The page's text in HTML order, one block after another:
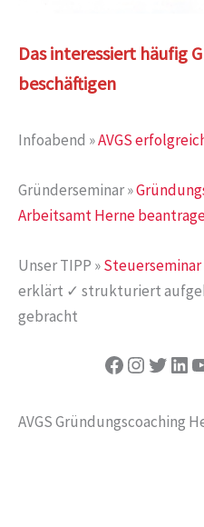
Das interessiert häufig
beschäftigen
Infoabend »AVGS
Gründerseminar »
Arbeitsamt Herne
Unser TIPP »
erklärt ✓ strukturiert
gebracht
Facebook
AVGS Gründungscoaching